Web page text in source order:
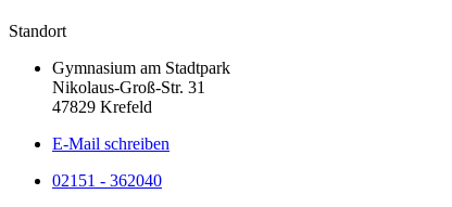
Standort
Gymnasium am Stadtpark
Nikolaus-Groß-Str. 31
47829 Krefeld
E-Mail schreiben
02151 - 362040